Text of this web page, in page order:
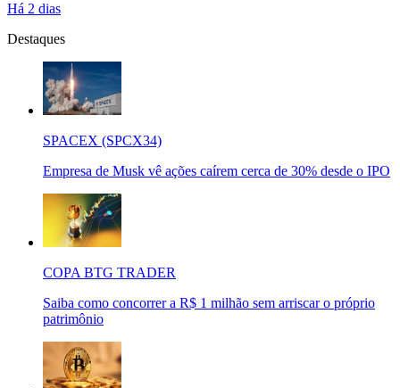
Há 2 dias
Destaques
SPACEX (SPCX34)
Empresa de Musk vê ações caírem cerca de 30% desde o IPO
COPA BTG TRADER
Saiba como concorrer a R$ 1 milhão sem arriscar o próprio
patrimônio